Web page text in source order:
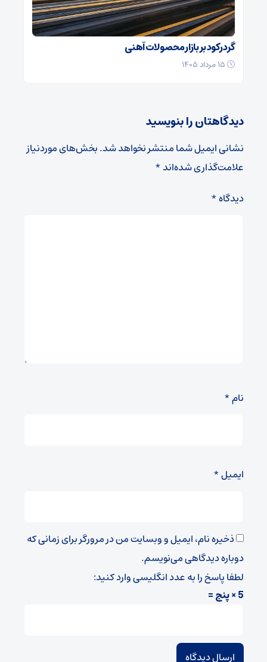
گرد رکود بر بازار محصولات آهنی
دیدگاهتان را بنویسید
نشانی ایمیل شما منتشر نخواهد شد.بخش‌های موردنیاز
علامت‌گذاری شده‌اند*
دیدگاه*
نام*
ایمیل*
ذخیره نام، ایمیل و وبسایت من در مرورگر برای زمانی که
دوباره دیدگاهی می‌نویسم.
لطفا پاسخ را به عدد انگلیسی وارد کنید:
5 × پنج =